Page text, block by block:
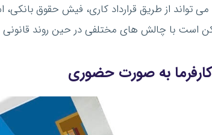
تواند از طریق قرارداد کاری، فیش حقوق بانکی،
است با چالش های مختلفی در حین روند
به صورت حضوری